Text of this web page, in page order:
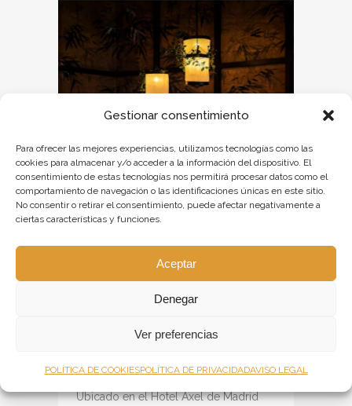
Gestionar consentimiento
Para ofrecer las mejores experiencias, utilizamos tecnologías como las
cookies para almacenar y/o acceder a la información del dispositivo. El
consentimiento de estas tecnologías nos permitirá procesar datos como el
comportamiento de navegación o las identificaciones únicas en este sitio.
No consentir o retirar el consentimiento, puede afectar negativamente a
ciertas características y funciones.
Aceptar
Denegar
Ver preferencias
POLÍTICA DE COOKIESPOLÍTICA DE PRIVACIDADAVISO LEGAL
RESTAURANTE MIU
Publicado a las 10:01hende
0 Comentarios
Ubicado en el Hotel Axel de Madrid